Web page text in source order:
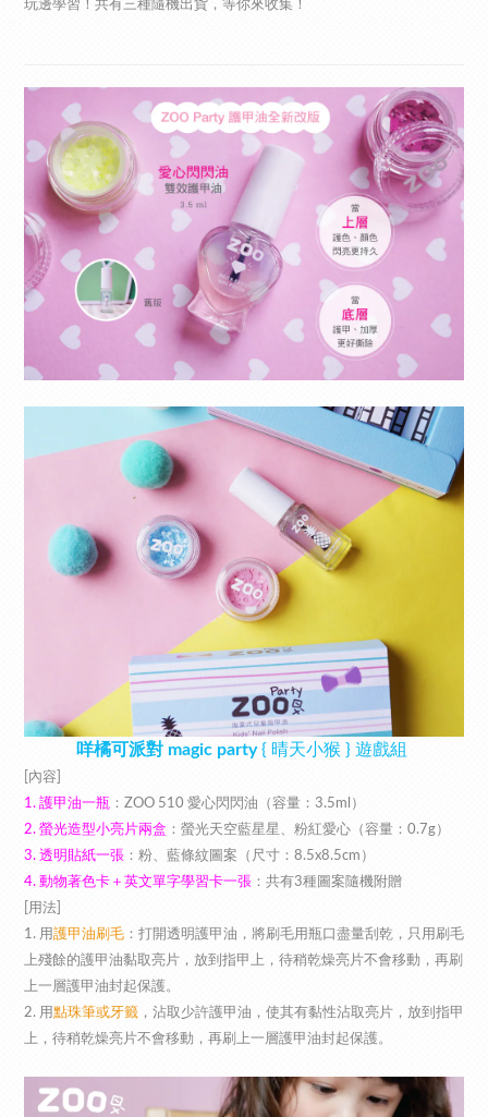
玩邊學習！共有三種隨機出貨，等你來收集！
咩橘可派對 magic party{ 晴天小猴 } 遊戲組
[內容]
1. 護甲油一瓶 ： ZOO 510 愛心閃閃油（容量：3.5ml）
2. 螢光造型小亮片兩盒 ：螢光天空藍星星、粉紅愛心 （容量：0.7g）
3. 透明貼紙一張 ：粉、藍條紋圖案（尺寸：8.5x8.5cm）
4. 動物著色卡＋英文單字學習卡一張 ：共有3種圖案隨機附贈
[用法]
1. 用護甲油刷毛 ：打開透明護甲油，將刷毛用瓶口盡量刮乾，只用刷毛
上殘餘的護甲油黏取亮片，放到指甲上， 待稍乾燥亮片不會移動 ，再刷
上一層護甲油封起保護。
2. 用點珠筆或牙籤 ，沾取少許護甲油，使其有黏性沾取亮片，放到指甲
上 ， 待稍乾燥亮片不會移動， 再刷上一層護甲油封起保護。